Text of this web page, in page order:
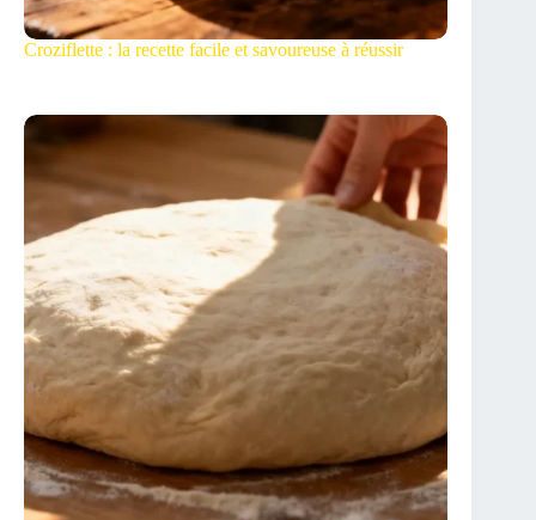
Croziflette : la recette facile et savoureuse à réussir